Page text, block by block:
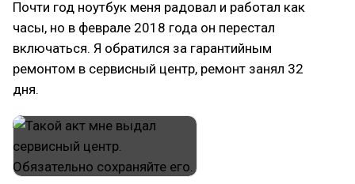
Почти год ноутбук меня радовал и работал как
часы, но в феврале 2018 года он перестал
включаться. Я обратился за гарантийным
ремонтом в сервисный центр, ремонт занял 32
дня.